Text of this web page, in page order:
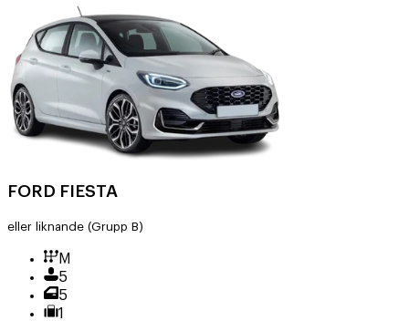
FORD FIESTA
eller liknande (Grupp B)
M
5
5
1